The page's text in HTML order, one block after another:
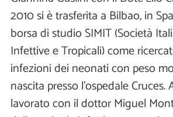
2010 si è trasferita a Bilbao, in
borsa di studio SIMIT (Società
Infettive e Tropicali) come
infezioni dei neonati con peso
nascita presso l'ospedale Cruces.
lavorato con il dottor Miguel